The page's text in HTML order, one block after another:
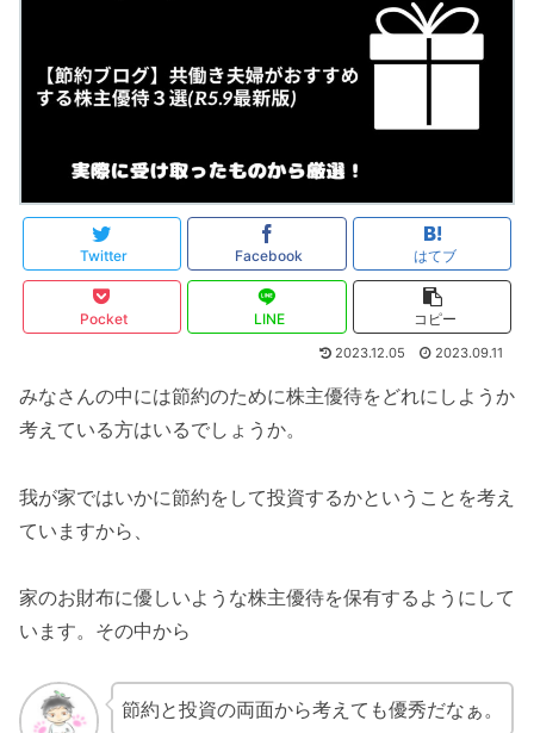
Twitter Facebook はてブ
Pocket LINE コピー
2023.12.05 2023.09.11
みなさんの中には節約のために株主優待をどれにしようか
考えている方はいるでしょうか。
我が家ではいかに節約をして投資するかということを考え
ていますから、
家のお財布に優しいような株主優待を保有するようにして
います。その中から
節約と投資の両面から考えても優秀だなぁ。